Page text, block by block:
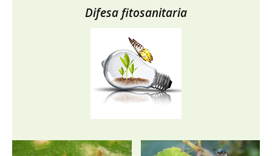
Difesa fitosanitaria